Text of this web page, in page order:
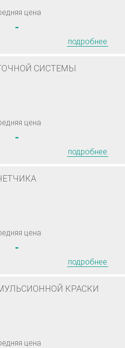
цена
-
подробнее
СИСТЕМЫ
цена
-
подробнее
цена
-
подробнее
КРАСКИ
цена